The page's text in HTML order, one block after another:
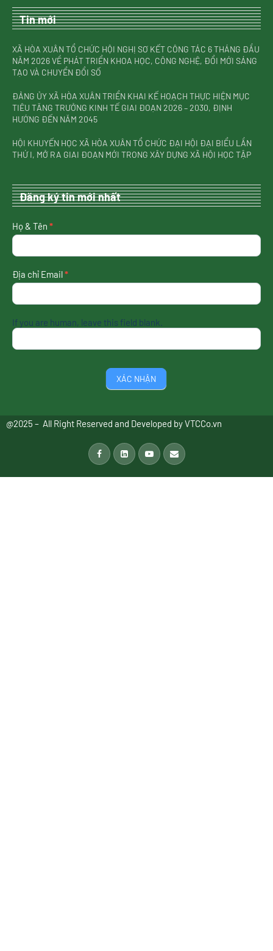
Tin mới
XÃ HÒA XUÂN TỔ CHỨC HỘI NGHỊ SƠ KẾT CÔNG TÁC 6 THÁNG ĐẦU
NĂM 2026 VỀ PHÁT TRIỂN KHOA HỌC, CÔNG NGHỆ, ĐỔI MỚI SÁNG
TẠO VÀ CHUYỂN ĐỔI SỐ
ĐẢNG ỦY XÃ HÒA XUÂN TRIỂN KHAI KẾ HOẠCH THỰC HIỆN MỤC
TIÊU TĂNG TRƯỞNG KINH TẾ GIAI ĐOẠN 2026 – 2030, ĐỊNH
HƯỚNG ĐẾN NĂM 2045
HỘI KHUYẾN HỌC XÃ HÒA XUÂN TỔ CHỨC ĐẠI HỘI ĐẠI BIỂU LẦN
THỨ I, MỞ RA GIAI ĐOẠN MỚI TRONG XÂY DỰNG XÃ HỘI HỌC TẬP
Đăng ký tin mới nhất
nhận
tin
nhất
Họ & Tên *
Địa chỉ Email*
If you are human, leave this field blank.
XÁC NHẬN
@2025 – All Right Reserved and Developed byVTCCo.vn